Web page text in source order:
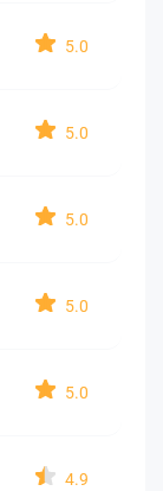
5.0
5.0
5.0
5.0
5.0
4.9